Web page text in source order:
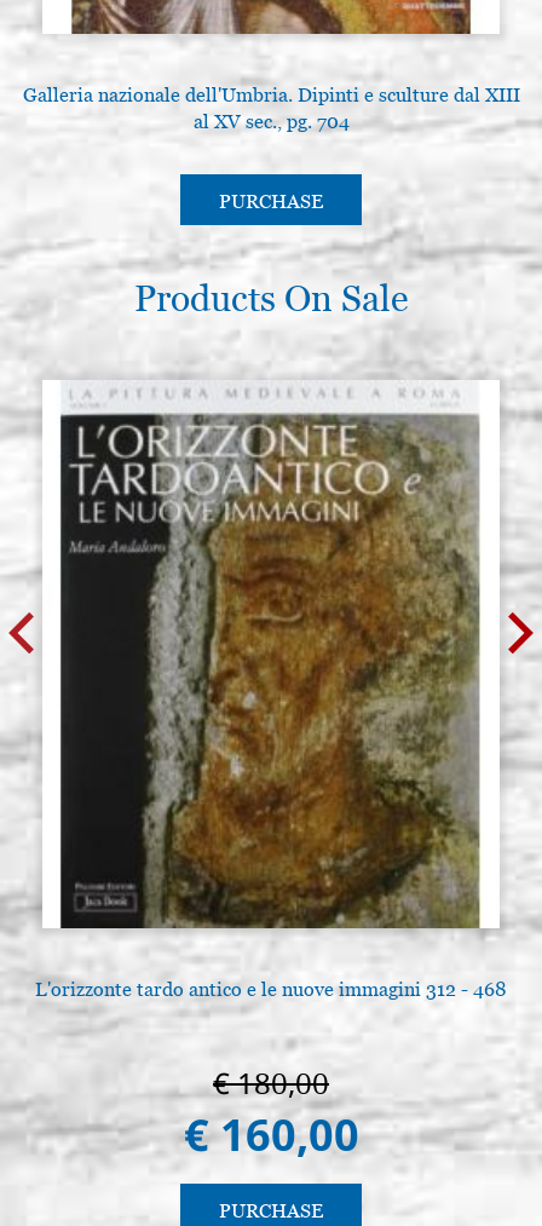
Galleria nazionale dell'Umbria. Dipinti e sculture dal XIII
al XV sec., pg. 704
PURCHASE
Products On Sale
L'orizzonte tardo antico e le nuove immagini 312 - 468
€ 180,00
€ 160,00
PURCHASE